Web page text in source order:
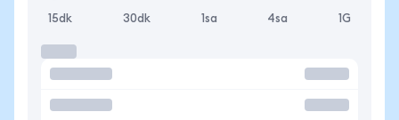
15dk 30dk 1sa 4sa 1G